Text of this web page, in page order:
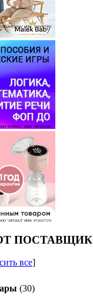
ИНН: 7719007569
"КОРВЕТ" ИНН: 7803021829
"АРТИАЛ" ИНН: 9731017574
все]
(30)